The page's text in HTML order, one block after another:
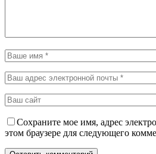
Сохраните мое имя, адрес
этом браузере для следующего